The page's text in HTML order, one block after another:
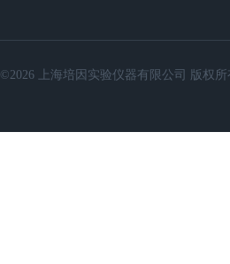
©2026 上海培因实验仪器有限公司 版权所